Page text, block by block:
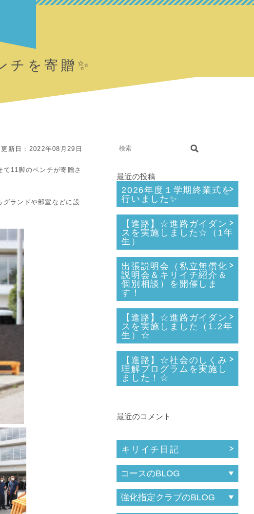
チを寄贈✨
更新日：2022年08月29日
11脚のベンチが寄贈さ
グランドや部室などに設
最近の投稿
2026年度１学期終業式を
行いました✨
【進路】☆進路ガイダン
スを実施しました☆（1年
生）
出張説明会（私立無償化
説明会＆キリイチ紹介＆
個別相談）を開催しま
す！
【進路】☆進路ガイダン
スを実施しました（1.2年
生）☆
【進路】☆社会のしくみ
理解プログラムを実施し
ました！☆
最近のコメント
キリイチ日記